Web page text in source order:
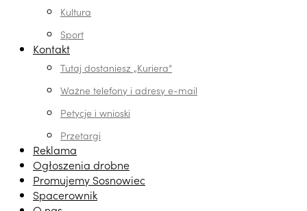
Kultura
Sport
Kontakt
Tutaj dostaniesz „Kuriera”
Ważne telefony i adresy e-mail
Petycje i wnioski
Przetargi
Reklama
Ogłoszenia drobne
Promujemy Sosnowiec
Spacerownik